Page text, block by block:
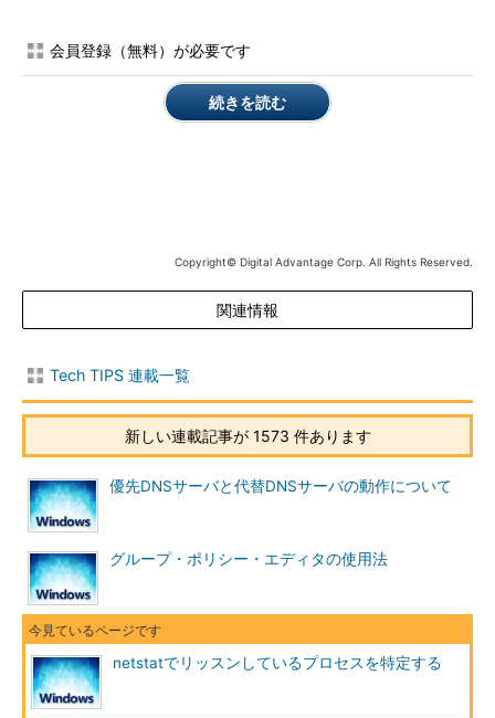
TCPやUDPでリッスンしているポート（サーバ側で、待ち受け
している方のポートのこと）を調査するには、最初に、
TIPS―netstatコマンドを使いこなす
」で述べたとおり、
……Windows XP上で実行した例
Proto Local Address Foreign Address State
TCP 0.0.0.0:25 0.0.0.0:0 LISTENING
TCP 0.0.0.0:80 0.0.0.0:0 LISTENING
TCP 0.0.0.0:135 0.0.0.0:0 LISTENING
TCP 0.0.0.0:445 0.0.0.0:0 LISTENING
TCP 0.0.0.0:1025 0.0.0.0:0 LISTENING
TCP 0.0.0.0:1040 0.0.0.0:0 LISTENING
TCP 0.0.0.0:1080 0.0.0.0:0 LISTENING
TCP 0.0.0.0:1081 0.0.0.0:0 LISTENING
TCP 0.0.0.0:2076 0.0.0.0:0 LISTENING
TCP 0.0.0.0:2081 0.0.0.0:0 LISTENING
TCP 0.0.0.0:2354 0.0.0.0:0 LISTENING
※
会員登録（無料）が必要です
続きを読む
Copyright© Digital Advantage Corp. All Rights Reserved.
関連情報
Tech TIPS 連載一覧
新しい連載記事が 1573 件あります
優先DNSサーバと代替DNSサーバの動作について
グループ・ポリシー・エディタの使用法
netstatでリッスンしているプロセスを特定する